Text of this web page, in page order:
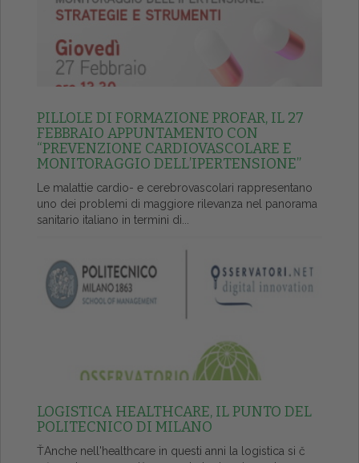
PILLOLE DI FORMAZIONE PROFAR, IL 27
FEBBRAIO APPUNTAMENTO CON
“PREVENZIONE CARDIOVASCOLARE E
MONITORAGGIO DELL’IPERTENSIONE”
Le malattie cardio- e cerebrovascolari rappresentano
uno dei problemi di maggiore rilevanza nel panorama
sanitario italiano in termini di...
LOGISTICA HEALTHCARE, IL PUNTO DEL
POLITECNICO DI MILANO
ŤAnche nell'healthcare in questi anni la logistica si č